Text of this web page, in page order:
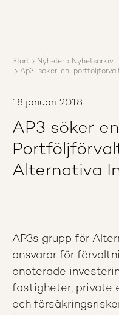
Rapporter
Start Nyheter
Nyhetsarkiv
Ap3-soker-en-
18 januari 2018
AP3 söker en
Alternativa
AP3s grupp för
ansvarar för
onoterade
fastigheter, private
och